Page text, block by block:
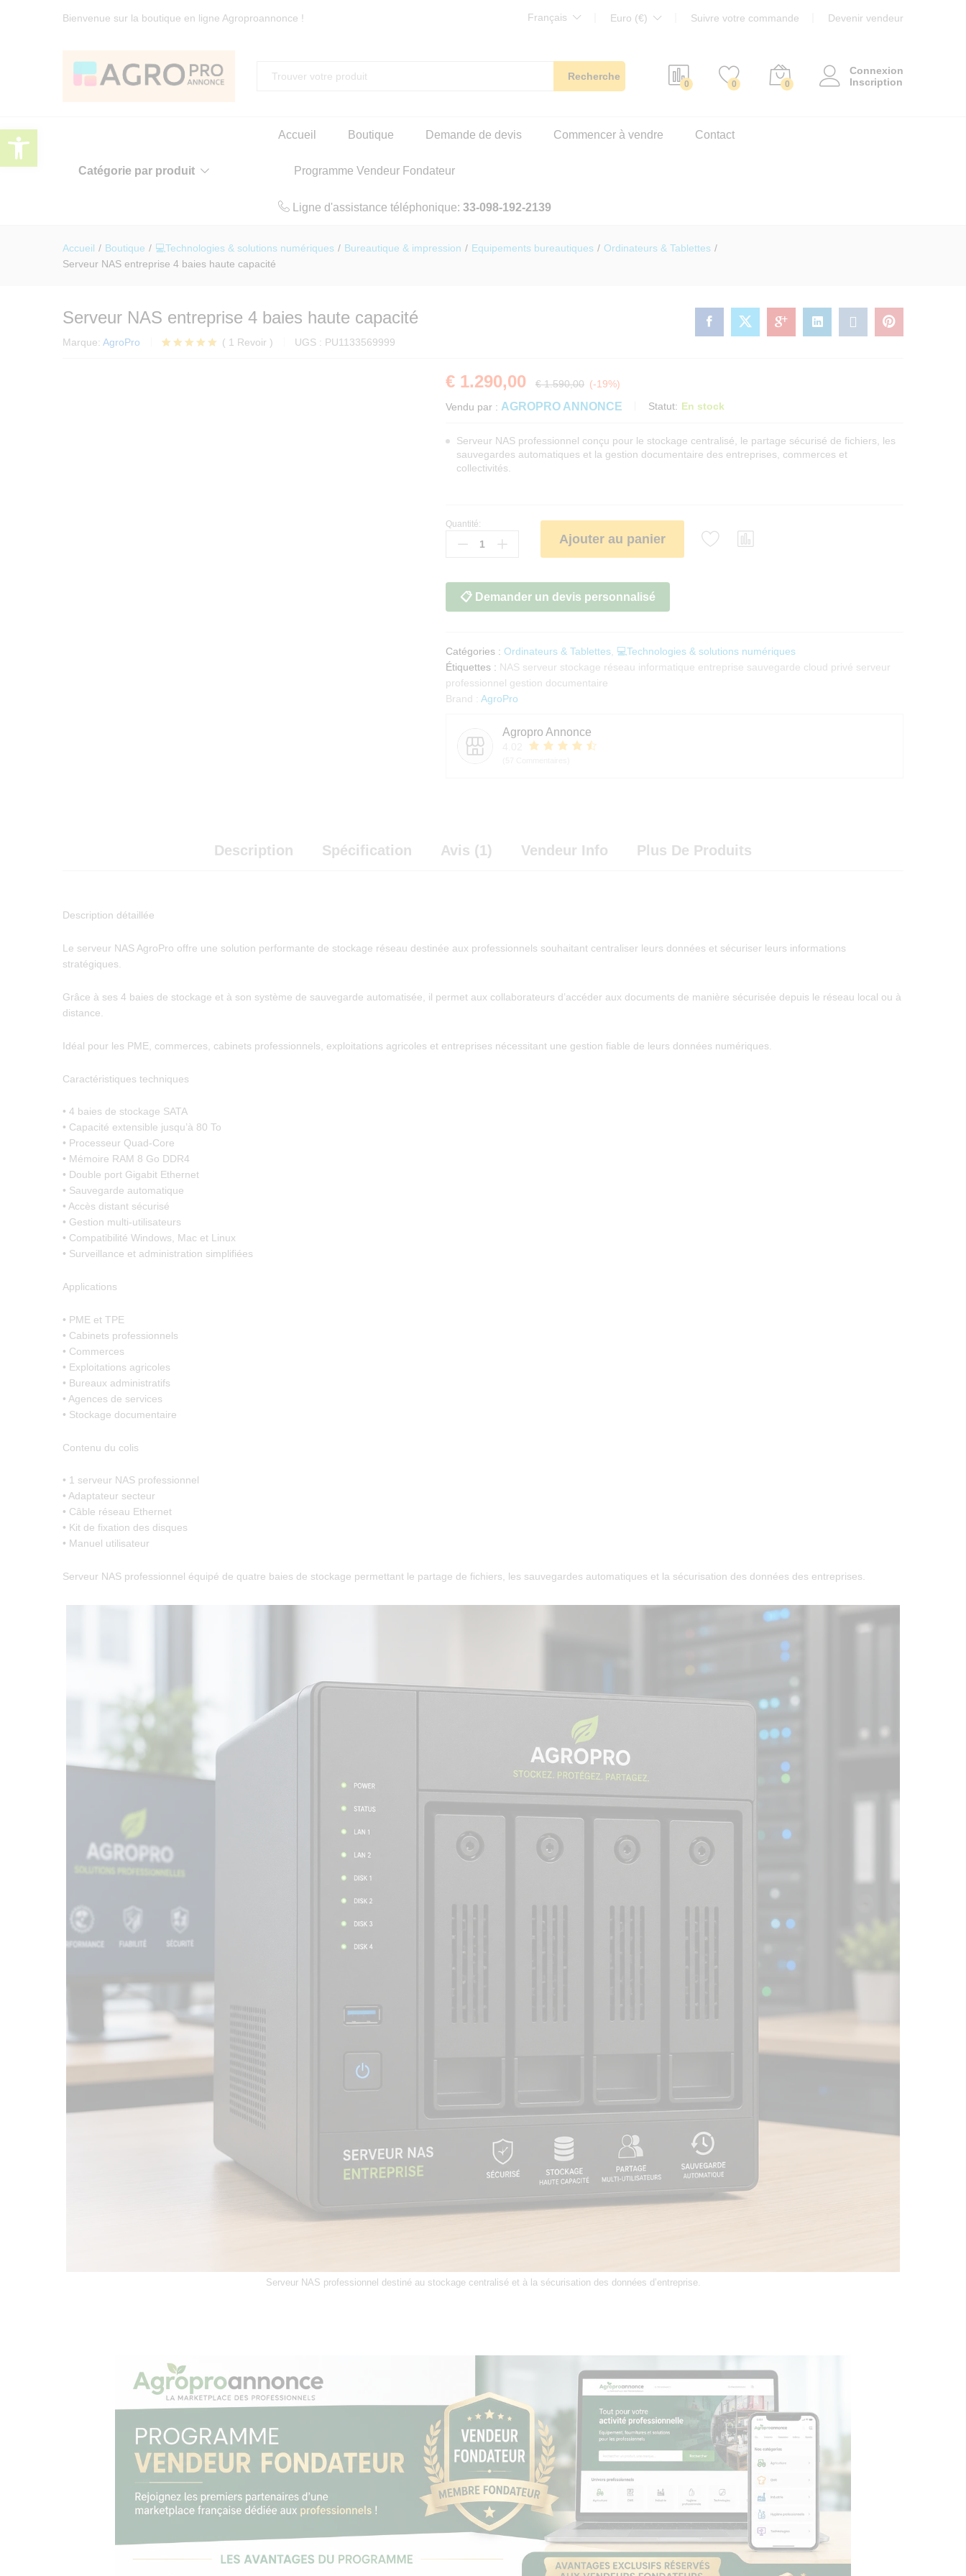
Bienvenue sur la boutique en ligne Agroproannonce ! Français Euro (€) Suivre votre commande Devenir vendeur
Toute Recherche
0 0 0
Connexion
Inscription
Catégorie par produit
Accueil Boutique Demande de devis Commencer à vendre Contact
Programme Vendeur Fondateur
Ligne d'assistance téléphonique: 33-098-192-2139
Accueil / Boutique / 💻Technologies & solutions numériques / Bureautique & impression / Equipements bureautiques / Ordinateurs & Tablettes /
Serveur NAS entreprise 4 baies haute capacité
Serveur NAS entreprise 4 baies haute capacité
Marque: AgroPro
( 1 Revoir ) UGS : PU1133569999
€ 1.290,00 €1.590,00 (-19%)
Vendu par : AGROPRO ANNONCE Statut: En stock
Serveur NAS professionnel conçu pour le stockage centralisé, le partage sécurisé de fichiers, les
sauvegardes automatiques et la gestion documentaire des entreprises, commerces et
collectivités.
Serveur
NAS
baies
haute
Quantité:
Ajouter au panier
📋 Demander un devis personnalisé
Catégories :Ordinateurs & Tablettes 💻Technologies & solutions numériques
Étiquettes : NAS serveur stockage réseau informatique entreprise sauvegarde cloud privé serveur
professionnel gestion documentaire
Brand :AgroPro
Agropro Annonce
Description Spécification Avis (1) Vendeur Info Plus De Produits
Description détaillée
Le serveur NAS AgroPro offre une solution performante de stockage réseau destinée aux professionnels souhaitant centraliser leurs données et sécuriser leurs informations
stratégiques.
Grâce à ses 4 baies de stockage et à son système de sauvegarde automatisée, il permet aux collaborateurs d’accéder aux documents de manière sécurisée depuis le réseau local ou à
distance.
Idéal pour les PME, commerces, cabinets professionnels, exploitations agricoles et entreprises nécessitant une gestion fiable de leurs données numériques.
Caractéristiques techniques
• 4 baies de stockage SATA
• Capacité extensible jusqu’à 80 To
• Processeur Quad-Core
• Mémoire RAM 8 Go DDR4
• Double port Gigabit Ethernet
• Sauvegarde automatique
• Accès distant sécurisé
• Gestion multi-utilisateurs
• Compatibilité Windows, Mac et Linux
• Surveillance et administration simplifiées
Applications
• PME et TPE
• Cabinets professionnels
• Commerces
• Exploitations agricoles
• Bureaux administratifs
• Agences de services
• Stockage documentaire
Contenu du colis
• 1 serveur NAS professionnel
• Adaptateur secteur
• Câble réseau Ethernet
• Kit de fixation des disques
• Manuel utilisateur
Serveur NAS professionnel équipé de quatre baies de stockage permettant le partage de fichiers, les sauvegardes automatiques et la sécurisation des données des entreprises.
Serveur NAS professionnel destiné au stockage centralisé et à la sécurisation des données d’entreprise.
Ouvrir la barre d’outils